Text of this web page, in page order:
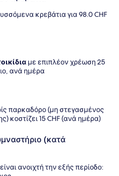
κρεβάτια για 98.0 CHF
με επιπλέον χρέωση 25
ανά ημέρα
παρκαδόρο (μη στεγασμένος
κοστίζει 15 CHF (ανά ημέρα)
(κατά
ανοιχτή την εξής περίοδο: